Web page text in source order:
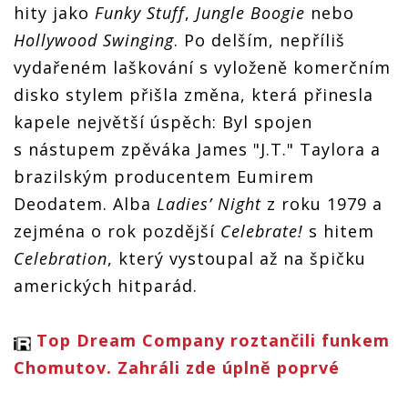
hity jako Funky Stuff, Jungle Boogie nebo
Hollywood Swinging. Po delším, nepříliš
vydařeném laškování s vyloženě komerčním
disko stylem přišla změna, která přinesla
kapele největší úspěch: Byl spojen
s nástupem zpěváka James "J.T." Taylora a
brazilským producentem Eumirem
Deodatem. Alba Ladies’ Night z roku 1979 a
zejména o rok pozdější Celebrate! s hitem
Celebration, který vystoupal až na špičku
amerických hitparád.
Top Dream Company roztančili funkem
Chomutov. Zahráli zde úplně poprvé